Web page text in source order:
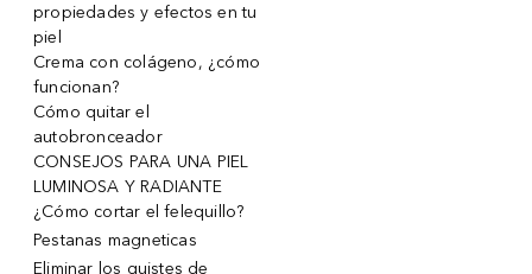
propiedades y efectos en tu
piel
Crema con colágeno, ¿cómo
funcionan?
Cómo quitar el
autobronceador
CONSEJOS PARA UNA PIEL
LUMINOSA Y RADIANTE
¿Cómo cortar el felequillo?
Pestanas magneticas
Eliminar los quistes de